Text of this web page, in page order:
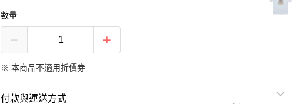
數量
※ 本商品不適用折價券
付款與運送方式